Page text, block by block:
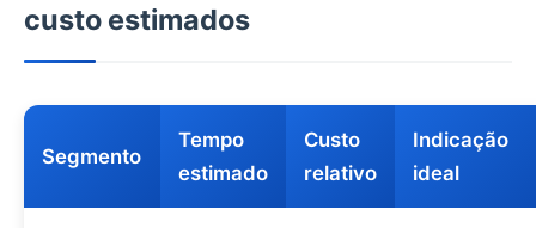
custo estimados
Segmento
Tempo
estimado
Custo
relativo
Indicação
ideal